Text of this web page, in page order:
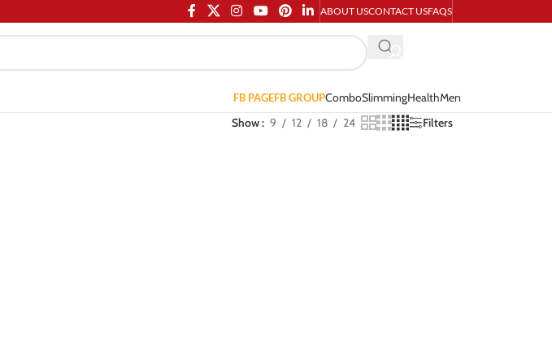
ABOUT USCONTACT USFAQS
FB PAGEFB GROUPComboSlimmingHealthMen
Show 9 12 18 24 Filters